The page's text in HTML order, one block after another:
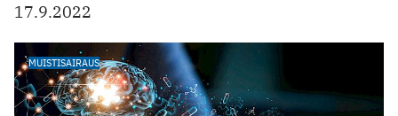
17.9.2022
MUISTISAIRAUS